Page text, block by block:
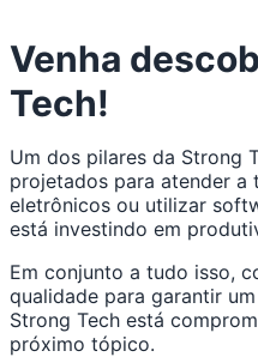
Venha
Tech!
Um dos pilares da Strong
projetados para atender a
eletrônicos ou utilizar
está investindo em
Em conjunto a tudo isso,
qualidade para garantir
Strong Tech está
próximo tópico.